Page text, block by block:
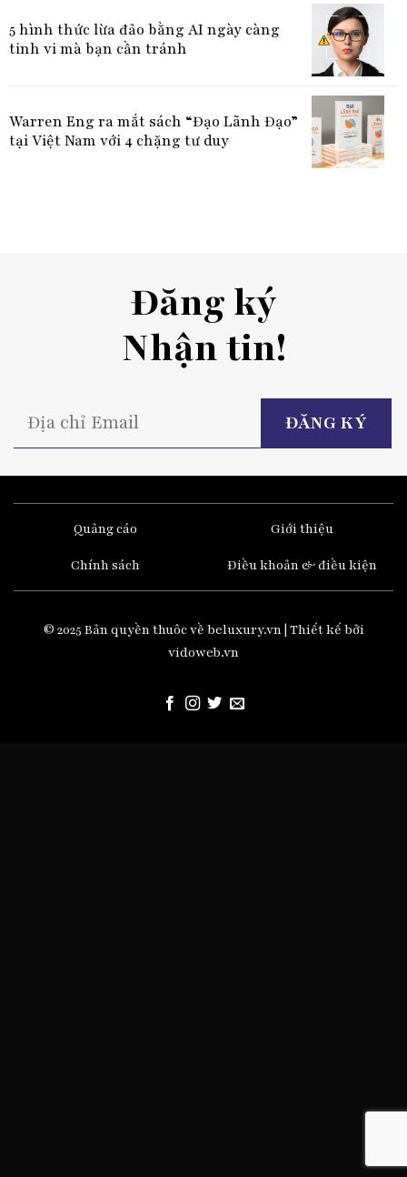
5 hình thức lừa đảo bằng AI ngày càng
tinh vi mà bạn cần tránh
Warren Eng ra mắt sách “Đạo Lãnh Đạo”
tại Việt Nam với 4 chặng tư duy
Đăng ký
Nhận tin!
Quảng cáo Giới thiệu
Chính sách Điều khoản & điều kiện
© 2025 Bản quyền thuôc về beluxury.vn | Thiết kế bởi
vidoweb.vn